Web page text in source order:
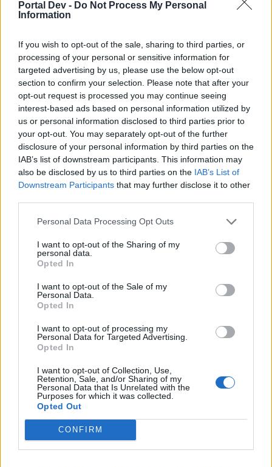
Portal Dev - Do Not Process My Personal
Information
If you wish to opt-out of the sale, sharing to third parties, or
processing of your personal or sensitive information for
targeted advertising by us, please use the below opt-out
section to confirm your selection. Please note that after your
opt-out request is processed you may continue seeing
interest-based ads based on personal information utilized by
us or personal information disclosed to third parties prior to
your opt-out. You may separately opt-out of the further
disclosure of your personal information by third parties on the
IAB’s list of downstream participants. This information may
also be disclosed by us to third parties on the IAB’s List of
Downstream Participants that may further disclose it to other
Personal Data Processing Opt Outs
I want to opt-out of the Sharing of my
personal data.
Opted In
I want to opt-out of the Sale of my
Personal Data.
Opted In
I want to opt-out of processing my
Personal Data for Targeted Advertising.
Opted In
I want to opt-out of Collection, Use,
Retention, Sale, and/or Sharing of my
Personal Data that Is Unrelated with the
Purposes for which it was collected.
Opted Out
CONFIRM
Стоимость: 5 ТП
Размер: 1x1
Время роста: 5 часов
Однократный опыт при сборе: 200 ОП
После сбора Загадочное дерево «Гвен»
превращается случайным образом в один из
следующих предметов (только для основной
XXL апгрейд дерева (любого доступного по
уровню)
Пиренейский дуб(участвует последний раз)
Болотный кипарис XXL
Клён змеекорый
Кентуккийское кофейное дерево XXL
Скальный дуб
Белая берёза
Тополь осиновидный XXL(новинка)
Анимация
Белая
3 18:00:00
белой